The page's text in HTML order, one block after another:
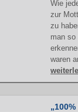
Wie
zur
zu
man so
waren